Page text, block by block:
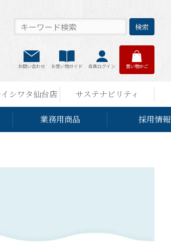
検索
お問い合わせ お買い物ガイド 会員ログイン 買い物かご
シワタ仙台店 サステナビリティ
業務用商品 採用情報